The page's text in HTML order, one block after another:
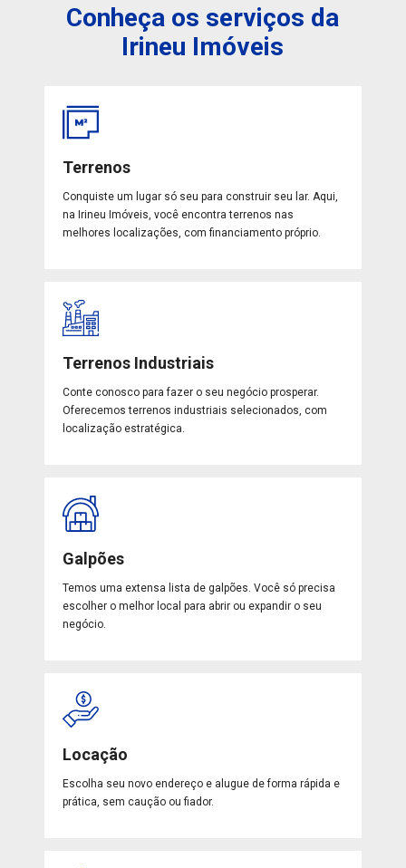
Conheça os serviços da
Irineu Imóveis
Terrenos
Conquiste um lugar só seu para construir seu lar. Aqui,
na Irineu Imóveis, você encontra terrenos nas
melhores localizações, com financiamento próprio.
Terrenos Industriais
Conte conosco para fazer o seu negócio prosperar.
Oferecemos terrenos industriais selecionados, com
localização estratégica.
Galpões
Temos uma extensa lista de galpões. Você só precisa
escolher o melhor local para abrir ou expandir o seu
negócio.
Locação
Escolha seu novo endereço e alugue de forma rápida e
prática, sem caução ou fiador.